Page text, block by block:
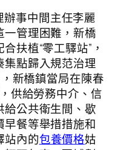
事中間主任李麗
管理困難，新橋
扶植“零工驛站”，
點歸入規范治理
新橋鎮當局在陳春
供給勞務中介、信
公共衛生間、歇
餐等舉措措施和
站內的包養價格姑